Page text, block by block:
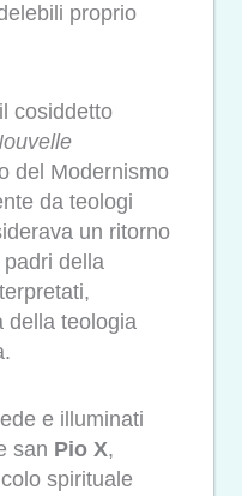
proprio
cosiddetto
del Modernismo
da teologi
un ritorno
della
della teologia
e illuminati
san Pio X,
spirituale